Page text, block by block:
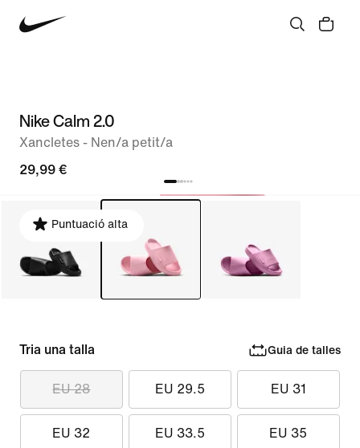
Nike Calm 2.0
Xancletes - Nen/a petit/a
29,99 €
Puntuació alta
Tria una talla Guia de talles
EU 28 EU 29.5 EU 31
EU 32 EU 33.5 EU 35